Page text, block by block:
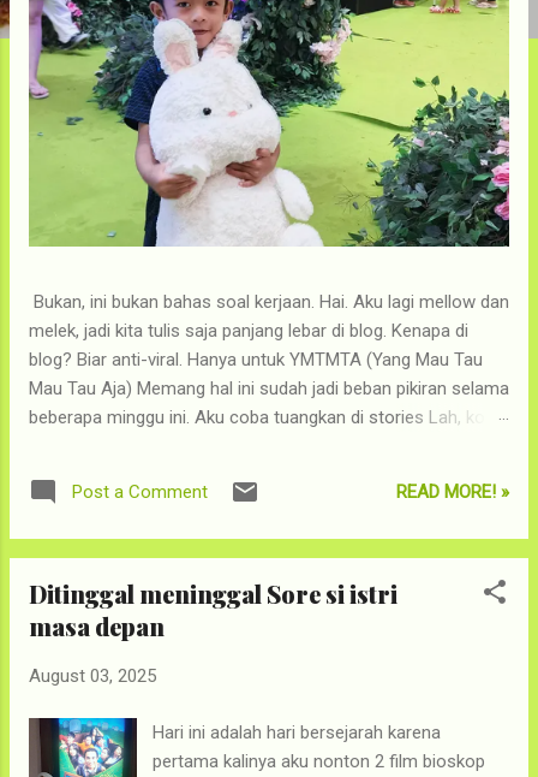
Bukan, ini bukan bahas soal kerjaan. Hai. Aku lagi mellow dan
melek, jadi kita tulis saja panjang lebar di blog. Kenapa di
blog? Biar anti-viral. Hanya untuk YMTMTA (Yang Mau Tau
Mau Tau Aja) Memang hal ini sudah jadi beban pikiran selama
beberapa minggu ini. Aku coba tuangkan di stories Lah, kok
adalah 'Regresi', tapi ini bukan tentang pekerjaanku di IT.
Sebagai konteks, pada proses testing untuk pengembangan
memastikan bahwa pengembangan fitur baru tidak
mempengaruhi fitur eksisting. Tapi, setelah aku pikir-pikir,
filosofinya masuk, sih. Rayyan (4 tahun) kini sedang
seperti regresi test di IT? Karena, perubahan hidup Rayyan
sudah ada. Kini dia kembali pakai pampers saat tidur. Cara
pupnya kembali ngumpet di belakang sofa seperti...
Post a Comment READ MORE! »
Ditinggal meninggal Sore si istri
masa depan
August 03, 2025
Hari ini adalah hari bersejarah karena
pertama kalinya aku nonton 2 film bioskop